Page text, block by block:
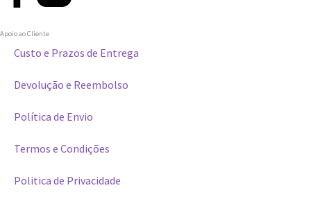
Apoio ao Cliente
Custo e Prazos de Entrega
Devolução e Reembolso
Política de Envio
Termos e Condições
Politica de Privacidade